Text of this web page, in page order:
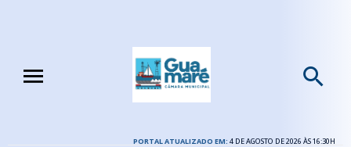
PORTAL ATUALIZADO EM: 4 DE AGOSTO DE 2026 ÀS 16:30H